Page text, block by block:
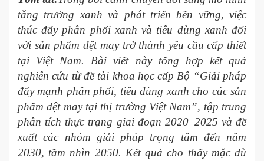
tăng trưởng xanh và phát triển bền vững, việc
thúc đẩy phân phối xanh và tiêu dùng xanh đối
với sản phẩm dệt may trở thành yêu cầu cấp thiết
tại Việt Nam. Bài viết này tổng hợp kết quả
nghiên cứu từ đề tài khoa học cấp Bộ “Giải pháp
đẩy mạnh phân phối, tiêu dùng xanh cho các sản
phẩm dệt may tại thị trường Việt Nam”, tập trung
phân tích thực trạng giai đoạn 2020–2025 và đề
xuất các nhóm giải pháp trọng tâm đến năm
2030, tầm nhìn 2050. Kết quả cho thấy mặc dù